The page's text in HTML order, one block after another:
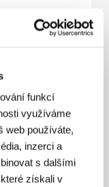
funkcí
využíváme
web používáte,
inzerci a
s dalšími
získali v